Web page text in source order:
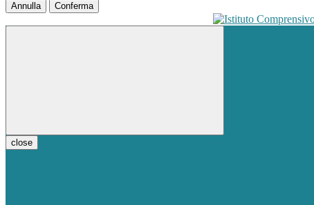
Annulla Conferma
close